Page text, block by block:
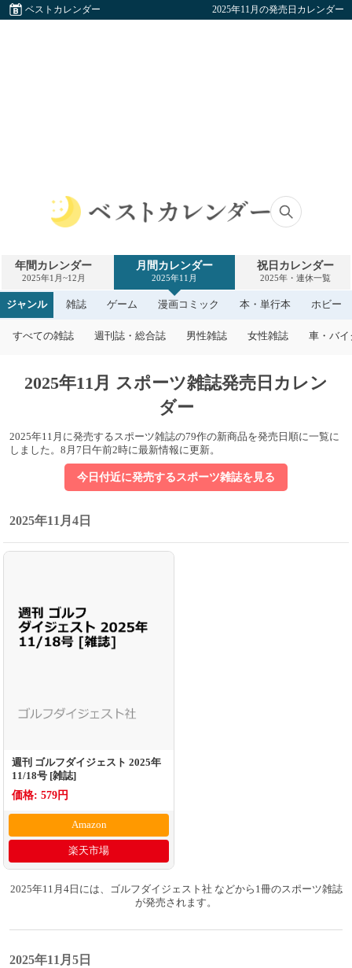
ベストカレンダー 2025年11月の発売日カレンダー
ト
カ
年間カレンダー
2025年1月~12月
月間カレンダー
2025年11月
祝日カレンダー
2025年・連休一覧
ジャンル 雑誌 ゲーム 漫画コミック 本・単行本 ホビー
すべての雑誌 週刊誌・総合誌 男性雑誌 女性雑誌 車・バイ
2025年11月 スポーツ雑誌発売日カレン
ダー
2025年11月に発売するスポーツ雑誌の79作の新商品を発売日順に一覧に
しました。 8月7日午前2時に最新情報に更新。
今日付近に発売するスポーツ雑誌を見る
2025年11月4日
週刊 ゴルフダイジェスト 2025年
11/18号 [雑誌]
価格: 579円
Amazon
楽天市場
2025年11月4日には、ゴルフダイジェスト社 などから1冊のスポーツ雑誌
が発売されます。
2025年11月5日